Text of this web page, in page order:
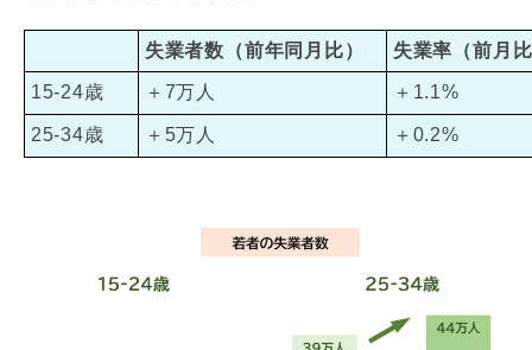
失業者数（前年同月比） 失業率（前月
15-24歳 ＋7万人 ＋1.1%
25-34歳 ＋5万人 ＋0.2%